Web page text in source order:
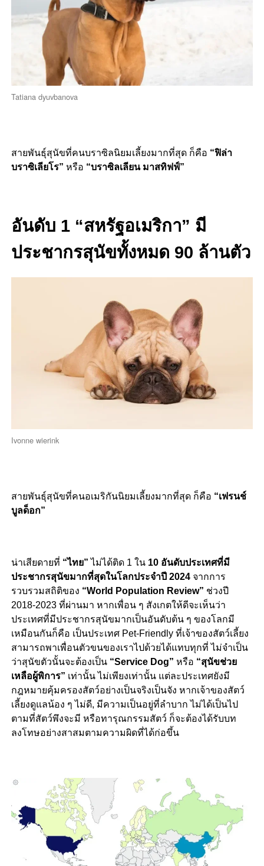
Tatiana dyuvbanova
สายพันธุ์สุนัขที่คนบราซิลนิยมเลี้ยงมากที่สุด ก็คือ “ฟิล่า
บราซิเลียโร” หรือ “บราซิลเลียน มาสทิฟฟ์”
อันดับ 1 “สหรัฐอเมริกา” มี
ประชากรสุนัขทั้งหมด 90 ล้านตัว
Ivonne wierink
สายพันธุ์สุนัขที่คนอเมริกันนิยมเลี้ยงมากที่สุด ก็คือ “เฟรนช์
บูลด็อก”
น่าเสียดายที่ “ไทย” ไม่ได้ติด 1 ใน10 อันดับประเทศที่มี
ประชากรสุนัขมากที่สุดในโลกประจำปี 2024จากการ
รวบรวมสถิติของ “World Population Review” ช่วงปี
2018-2023 ที่ผ่านมา หากเพื่อน ๆ สังเกตให้ดีจะเห็นว่า
ประเทศที่มีประชากรสุนัขมากเป็นอันดับต้น ๆ ของโลกมี
เหมือนกันก็คือ เป็นประเทศ Pet-Friendly ที่เจ้าของสัตว์เลี้ยง
สามารถพาเพื่อนตัวขนของเราไปด้วยได้แทบทุกที่ ไม่จำเป็น
ว่าสุนัขตัวนั้นจะต้องเป็น“Service Dog” หรือ “สุนัขช่วย
เหลือผู้พิการ” เท่านั้น ไม่เพียงเท่านั้น แต่ละประเทศยังมี
กฎหมายคุ้มครองสัตว์อย่างเป็นจริงเป็นจัง หากเจ้าของสัตว์
เลี้ยงดูแลน้อง ๆ ไม่ดี, มีความเป็นอยู่ที่ลำบาก ไม่ได้เป็นไป
ตามที่สัตว์พึงจะมี หรือทารุณกรรมสัตว์ ก็จะต้องได้รับบท
ลงโทษอย่างสาสมตามความผิดที่ได้ก่อขึ้น